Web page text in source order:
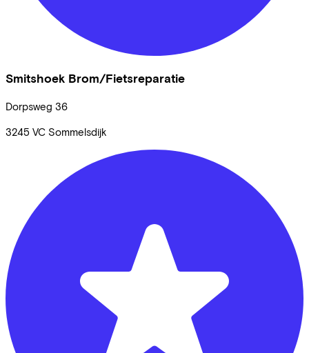
Smitshoek Brom/Fietsreparatie
Dorpsweg 36
3245 VC Sommelsdijk